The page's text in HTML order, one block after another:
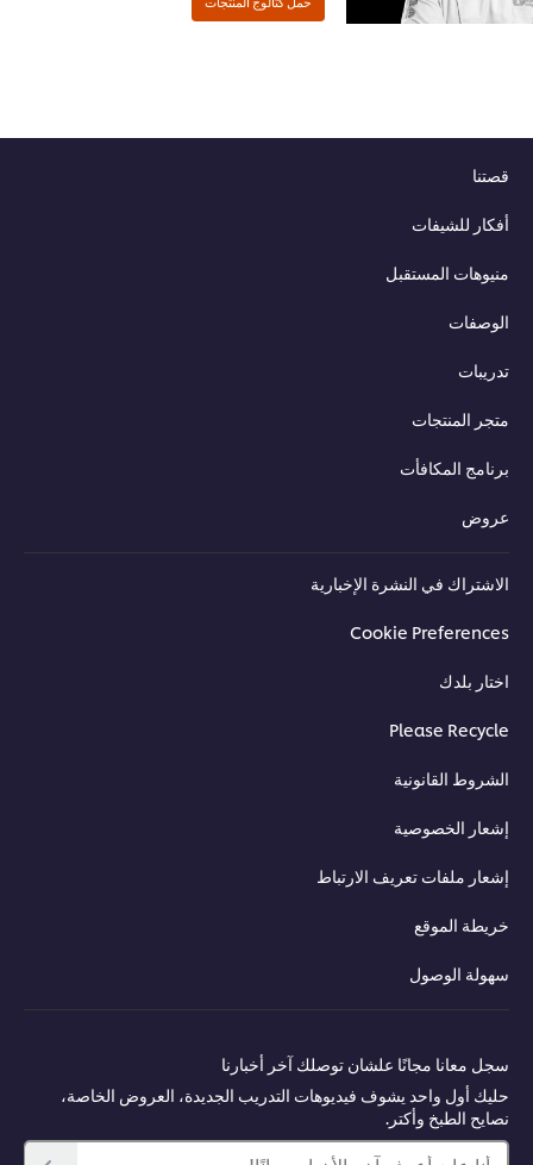
قصتنا
أفكار للشيفات
منيوهات المستقبل
الوصفات
تدريبات
متجر المنتجات
برنامج المكافأت
عروض
الاشتراك في النشرة الإخبارية
Cookie Preferences
اختار بلدك
Please Recycle
الشروط القانونية
إشعار الخصوصية
إشعار ملفات تعريف الارتباط
خريطة الموقع
سهولة الوصول
سجل معانا مجانًا علشان توصلك آخر أخبارنا
حليك أول واحد يشوف فيديوهات التدريب الجديدة، العروض الخاصة،
نصايح الطبخ وأكتر.